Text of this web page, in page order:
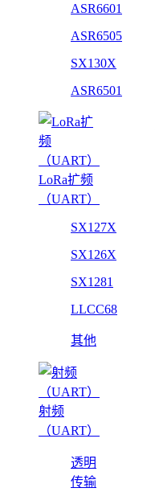
ASR6601
ASR6505
SX130X
ASR6501
LoRa扩频
（UART）
SX127X
SX126X
SX1281
LLCC68
其他
射频
（UART）
透明
传输